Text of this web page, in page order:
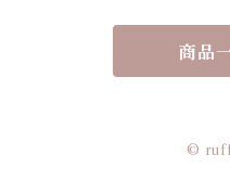
商品
©